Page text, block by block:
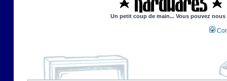
Un petit coup de main... Vous pouvez